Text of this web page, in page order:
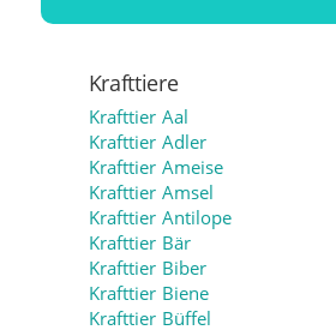
Krafttiere
Krafttier Aal
Krafttier Adler
Krafttier Ameise
Krafttier Amsel
Krafttier Antilope
Krafttier Bär
Krafttier Biber
Krafttier Biene
Krafttier Büffel